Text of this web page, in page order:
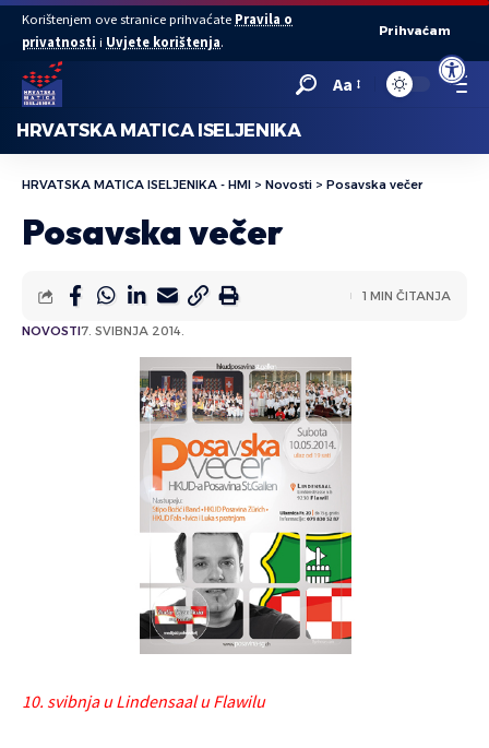
Open
Korištenjem ove stranice prihvaćate Pravila o
privatnosti i Uvjete korištenja.
Prihvaćam
Aa
HRVATSKA MATICA ISELJENIKA
HRVATSKA MATICA ISELJENIKA - HMI > Novosti > Posavska večer
Posavska večer
NOVOSTI7. SVIBNJA 2014.
1 MIN ČITANJA
10. svibnja u Lindensaal u Flawilu